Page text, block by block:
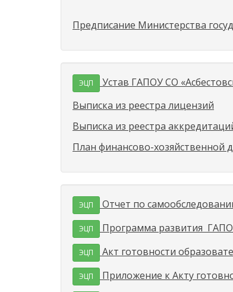
Предписание Министерства
ЭЦП
Устав ГАПОУ СО
Выписка из реестра лицензий
Выписка из реестра
План финансово-хозяйственной
ЭЦП Отчет по
ЭЦП Программа развития
ЭЦП Акт готовности
ЭЦП Приложение к Акту